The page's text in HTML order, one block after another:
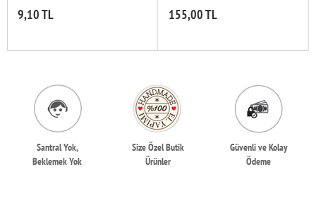
9,10 TL 155,00 TL
Santral Yok,
Beklemek Yok
Size Özel Butik
Ürünler
Güvenli ve Kolay
Ödeme